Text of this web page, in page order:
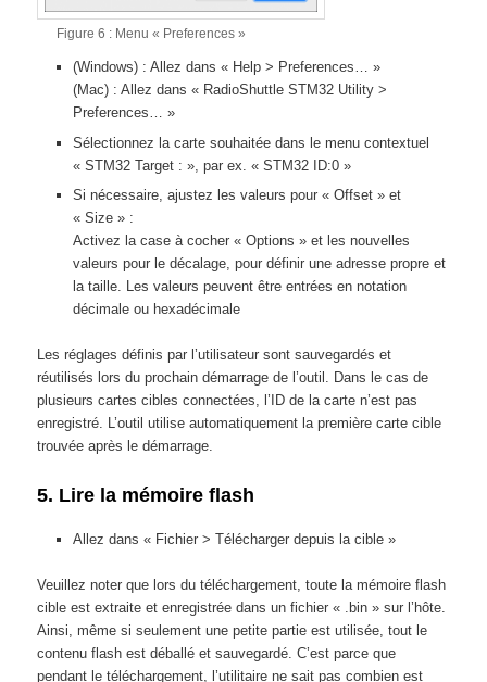
Figure 6 : Menu « Preferences »
(Windows) : Allez dans « Help > Preferences… »
(Mac) : Allez dans « RadioShuttle STM32 Utility >
Preferences… »
Sélectionnez la carte souhaitée dans le menu contextuel
« STM32 Target : », par ex. « STM32 ID:0 »
Si nécessaire, ajustez les valeurs pour « Offset » et
« Size » :
Activez la case à cocher « Options » et les nouvelles
valeurs pour le décalage, pour définir une adresse propre et
la taille. Les valeurs peuvent être entrées en notation
décimale ou hexadécimale
Les réglages définis par l’utilisateur sont sauvegardés et
réutilisés lors du prochain démarrage de l’outil. Dans le cas de
plusieurs cartes cibles connectées, l’ID de la carte n’est pas
enregistré. L’outil utilise automatiquement la première carte cible
trouvée après le démarrage.
5. Lire la mémoire flash
Allez dans « Fichier > Télécharger depuis la cible »
Veuillez noter que lors du téléchargement, toute la mémoire flash
cible est extraite et enregistrée dans un fichier « .bin » sur l’hôte.
Ainsi, même si seulement une petite partie est utilisée, tout le
contenu flash est déballé et sauvegardé. C’est parce que
pendant le téléchargement, l’utilitaire ne sait pas combien est